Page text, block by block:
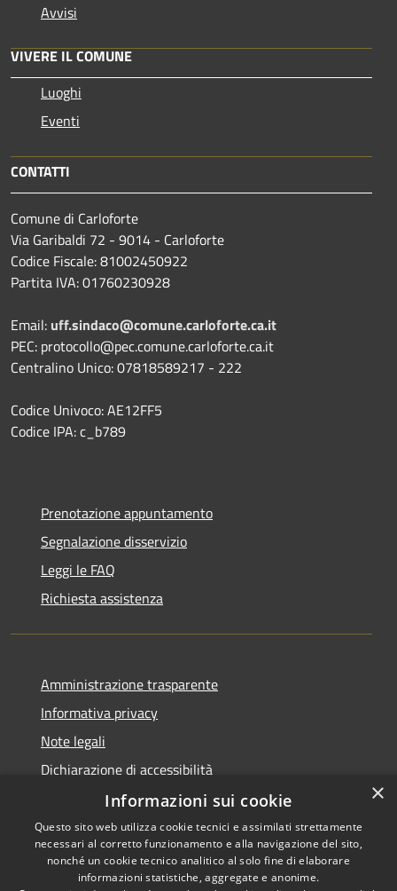
Avvisi
VIVERE IL COMUNE
Luoghi
Eventi
CONTATTI
Comune di Carloforte
Via Garibaldi 72 - 9014 - Carloforte
Codice Fiscale: 81002450922
Partita IVA: 01760230928
Email: uff.sindaco@comune.carloforte.ca.it
PEC: protocollo@pec.comune.carloforte.ca.it
Centralino Unico: 07818589217 - 222
Codice Univoco: AE12FF5
Codice IPA: c_b789
Prenotazione appuntamento
Segnalazione disservizio
Leggi le FAQ
Richiesta assistenza
Amministrazione trasparente
Informativa privacy
Note legali
Dichiarazione di accessibilità
Accessibilità
Copyright © 2026 • Comune di
Carloforte • Powered by
×
Informazioni sui cookie
Questo sito web utilizza cookie tecnici e assimilati strettamente
necessari al corretto funzionamento e alla navigazione del sito,
nonché un cookie tecnico analitico al solo fine di elaborare
informazioni statistiche, aggregate e anonime.